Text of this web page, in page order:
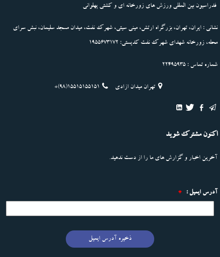
فدراسیون بین المللی ورزش های زورخانه ای و کشتی پهلوانی
نشانی : ایران، تهران، بزرگراه ارتش، مینی سیتی، شهرک نفت، میدان مسجد سلیمان، نبش سرای
محله، زورخانه شهدای شهرک نفت کدپستی: 1955673172
شماره تماس : 22495935
تهران میدان ازادی +(98)15515155151
اکنون مشترک شوید
آخرین اخبار و گزارش های ما را از دست ندهید.
آدرس ایمیل : *
ذخیره آدرس ایمیل